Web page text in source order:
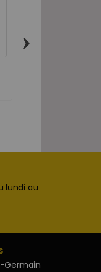
›
lundi au
Germain